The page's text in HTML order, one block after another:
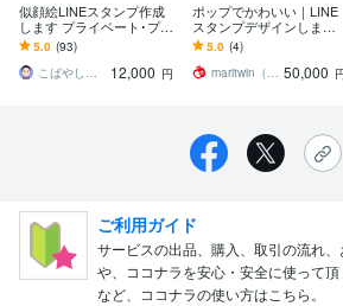
似顔絵LINEスタンプ作成
します プライベート･プレ
ゼント･商用などに！
5.0 (93)
こばやしけい
12,000 円
ポップでかわいい｜LINE
スタンプデザインします
あなただけのオリジナルLI
NEスタンプを作成！
5.0 (4)
maritwin（まりつぃん） 50,000
ご利用ガイド
サービスの出品、購入、取引の流れ
や、ココナラを安心・安全に使って
など、ココナラの使い方はこちら。